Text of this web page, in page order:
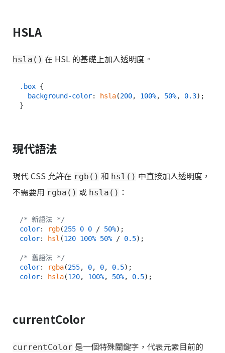
HSLA
hsla() 在 HSL 的基礎上加入透明度。
.box {
background-color: hsla(200, 100%, 50%, 0.3);
現代語法
現代 CSS 允許在 rgb() 和 hsl() 中直接加入透明度，
不需要用 rgba() 或 hsla() ：
/* 新語法 */
color: rgb(255 0 0 / 50%
color: hsl (120 100% 50% / 0.5);
/* 舊語法 */
color: rgba(255, 0, 0, 0.5
color: hsla(120, 100%, 50%, 0.5
currentColor
currentColor 是一個特殊關鍵字，代表元素目前的